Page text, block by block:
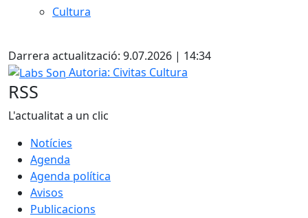
Cultura
Darrera actualització: 9.07.2026 | 14:34
Labs Son
Autoria: Civitas Cultura
RSS
L'actualitat a un clic
Notícies
Agenda
Agenda política
Avisos
Publicacions